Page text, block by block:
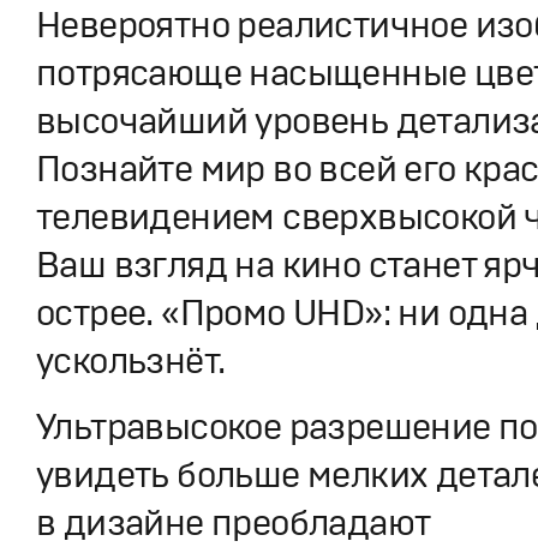
Невероятно реалистичное
потрясающе насыщенные
высочайший уровень
Познайте мир во всей его
телевидением сверхвысокой
Ваш взгляд на кино станет
острее. «Промо UHD»: ни одна
ускользнёт.
Ультравысокое разрешение
увидеть больше мелких
в дизайне преобладают